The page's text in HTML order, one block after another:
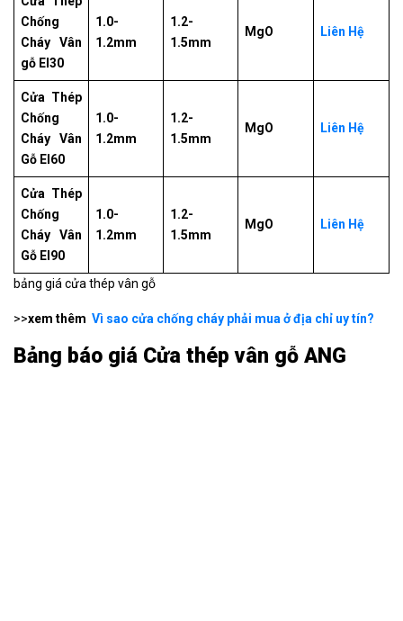
Chống
Cháy Vân
gỗ EI30
1.0-
1.2mm
1.2-
1.5mm
MgO Liên Hệ
Cửa Thép
Chống
Cháy Vân
Gỗ EI60
1.0-
1.2mm
1.2-
1.5mm
MgO Liên Hệ
Cửa Thép
Chống
Cháy Vân
Gỗ EI90
1.0-
1.2mm
1.2-
1.5mm
MgO Liên Hệ
bảng giá cửa thép vân gỗ
>>xem thêm Vì sao cửa chống cháy phải mua ở địa chỉ uy tín?
Bảng báo giá Cửa thép vân gỗ ANG